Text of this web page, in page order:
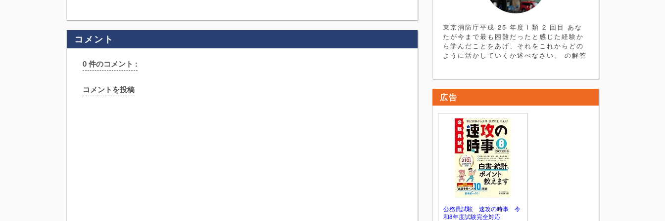
コメント
0 件のコメント :
コメントを投稿
東京消防庁平成 25 年度Ⅰ類 2 回目 あな
たが今まで最も困難だったと感じた経験か
ら学んだことをあげ、それをこれからどの
ように活かしていくか述べなさい。 の解答
ってみてください。 ＜ヒント編＞ ●最も困
難だった経験とは・・・ 解答するにあた
り、まず論題にある 「最も困難な経験」
とはどのようなものか考える必要がありま
す。ただ、普通の学生生活を送ってきた中
で最も困難な経験といわれてもそれに見合
うようなものはないと考えてしまう方が多
いかと思います。 そのような方は 「最も
困難な経験」 を 「思い通りにいかなかっ
た経験」 と単純に置き換えて考えてみる
ことをお勧めします。そして、思い通りに
いかなかった際にどのように行動し、どの
ようなことを学んだのか多少盛ってでも構
わないのでPRすれば論題に答えることがで
きます。
広告
公務員試験 速攻の時事 令
和8年度試験完全対応